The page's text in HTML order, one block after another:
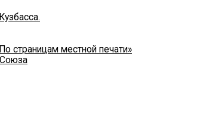
страницам местной печати»